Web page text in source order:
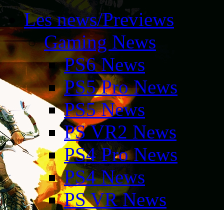
Les news/Previews
Gaming News
PS6 News
PS5 Pro News
PS5 News
PS VR2 News
PS4 Pro News
PS4 News
PS VR News